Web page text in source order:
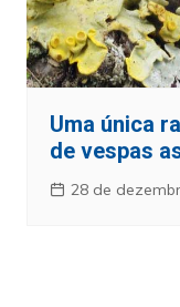
Uma única
de vespas
28 de